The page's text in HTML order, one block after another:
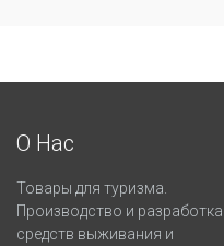
О Нас
Товары для туризма.
Производство и разработка
средств выживания и